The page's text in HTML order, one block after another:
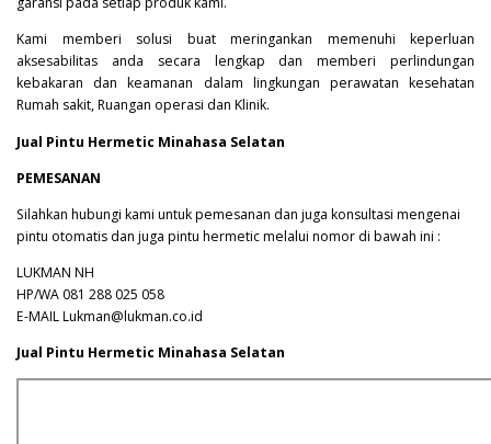
Kami memberi solusi buat meringankan memenuhi keperluan
aksesabilitas anda secara lengkap dan memberi perlindungan
kebakaran dan keamanan dalam lingkungan perawatan kesehatan
Rumah sakit, Ruangan operasi dan Klinik.
Jual Pintu Hermetic Minahasa Selatan
PEMESANAN
Silahkan hubungi kami untuk pemesanan dan juga konsultasi mengenai
pintu otomatis dan juga pintu hermetic melalui nomor di bawah ini :
LUKMAN NH
HP/WA 081 288 025 058
E-MAIL Lukman@lukman.co.id
Jual Pintu Hermetic Minahasa Selatan